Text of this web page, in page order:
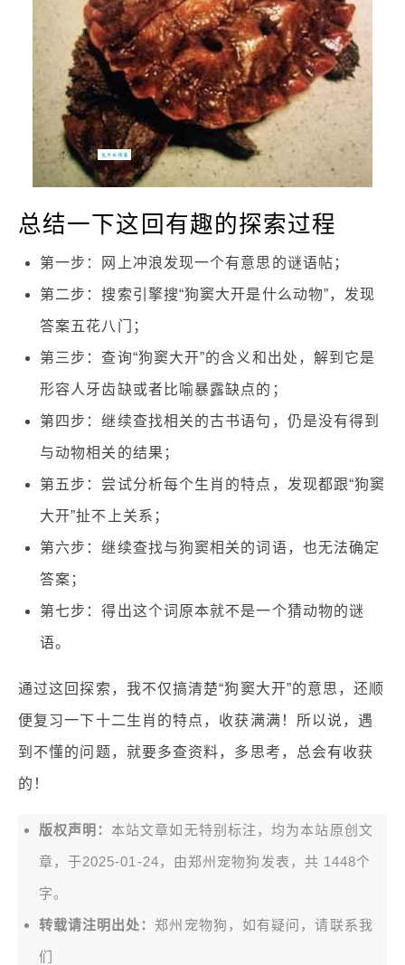
总结一下这回有趣的探索过程
第一步：网上冲浪发现一个有意思的谜语帖；
第二步：搜索引擎搜“狗窦大开是什么动物”，发现
答案五花八门；
第三步：查询“狗窦大开”的含义和出处，解到它是
形容人牙齿缺或者比喻暴露缺点的；
第四步：继续查找相关的古书语句，仍是没有得到
与动物相关的结果；
第五步：尝试分析每个生肖的特点，发现都跟“狗窦
大开”扯不上关系；
第六步：继续查找与狗窦相关的词语，也无法确定
答案；
第七步：得出这个词原本就不是一个猜动物的谜
语。
通过这回探索，我不仅搞清楚“狗窦大开”的意思，还顺
便复习一下十二生肖的特点，收获满满！所以说，遇
到不懂的问题，就要多查资料，多思考，总会有收获
的！
版权声明： 本站文章如无特别标注，均为本站原创文
章，于2025-01-24，由郑州宠物狗 发表，共 1448个
字。
转载请注明出处：郑州宠物狗，如有疑问，请联系我
们